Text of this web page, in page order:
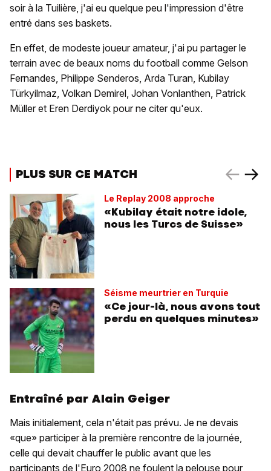
soir à la Tuilière, j'ai eu quelque peu l'impression d'être
entré dans ses baskets.
En effet, de modeste joueur amateur, j'ai pu partager le
terrain avec de beaux noms du football comme Gelson
Fernandes, Philippe Senderos, Arda Turan, Kubilay
Türkyilmaz, Volkan Demirel, Johan Vonlanthen, Patrick
Müller et Eren Derdiyok pour ne citer qu'eux.
PLUS SUR CE MATCH
Le Replay 2008 approche
«Kubilay était notre idole,
nous les Turcs de Suisse»
Séisme meurtrier en Turquie
«Ce jour-là, nous avons tout
perdu en quelques minutes»
Entraîné par Alain Geiger
Mais initialement, cela n'était pas prévu. Je ne devais
«que» participer à la première rencontre de la journée,
celle qui devait chauffer le public avant que les
participants de l'Euro 2008 ne foulent la pelouse pour